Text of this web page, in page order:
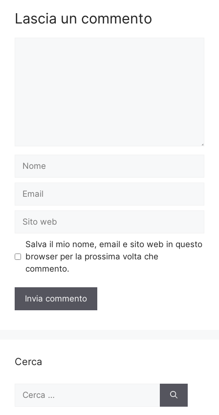
Lascia un commento
web
Salva il mio nome, email e sito web in questo
browser per la prossima volta che
commento.
Cerca
Ricerca